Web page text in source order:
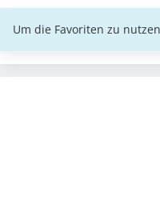
Um die Favoriten zu